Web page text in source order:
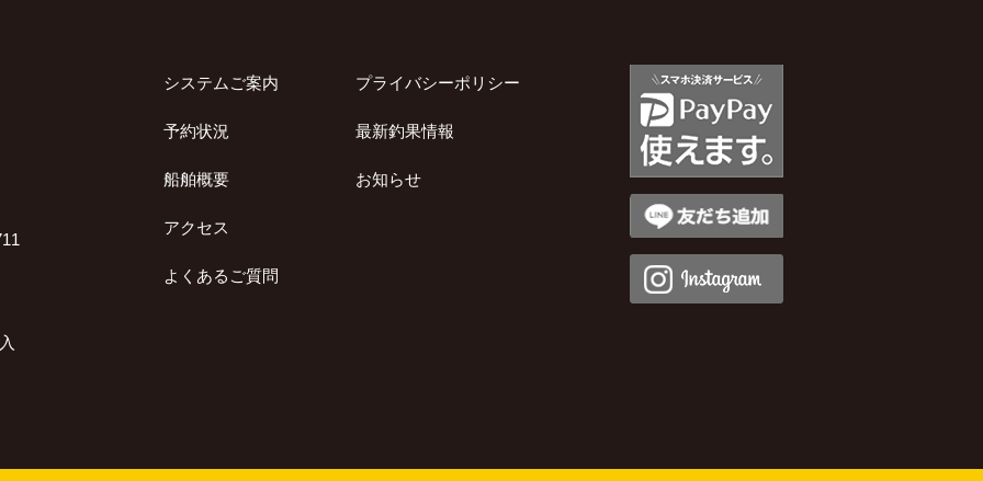
システムご案内
予約状況
船舶概要
アクセス
よくあるご質問
プライバシーポリシー
最新釣果情報
お知らせ